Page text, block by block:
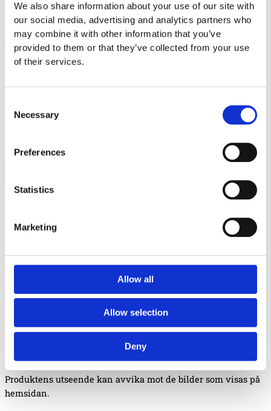
We also share information about your use of our site with
our social media, advertising and analytics partners who
may combine it with other information that you’ve
provided to them or that they’ve collected from your use
of their services.
Selection
Necessary
Preferences
Statistics
Marketing
Allow all
Allow selection
Deny
Med sin snygga och eleganta design är BLOCKSY perfekt för
lekplatser i staden. De rörliga hängande stolpstegen
inspirerar barn att gunga och balansera. När barn flyttar från
block till block tränar de sin motorik och balans samtidigt
som de bygger upp styrkan. BLOCKSY är en social attraktion
främja vänskap. Med sin enkla och eleganta struktur är
BLOCKSY ett unikt tillskott till alla urbana lekområden.
Specifikationer
0.8 m
5.7 x 3.3 m
3 år
Fundament
Produktens utseende kan avvika mot de bilder som visas på
hemsidan.